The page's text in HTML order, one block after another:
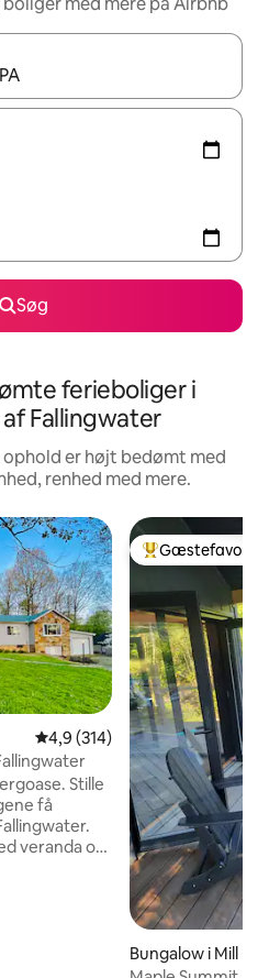
skal du navigere med
Søg
ferieboliger i
Fallingwater
er højt bedømt med
renhed med mere.
4,9 ud af 5 i gennemsnitlig
4,9 (314)
Fallingwater
Stille
få
veranda og
Bedste
Gæstefavorit
Bungalow i Mill